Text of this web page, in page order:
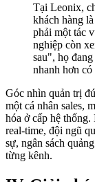
Tại Leonix,
khách hàng
phải một tác
nghiệp còn
sau", họ
nhanh hơn có
Góc nhìn quản trị
một cá nhân sales,
hóa ở cấp hệ
real-time, đội ngũ
sự, ngân sách
từng kênh.